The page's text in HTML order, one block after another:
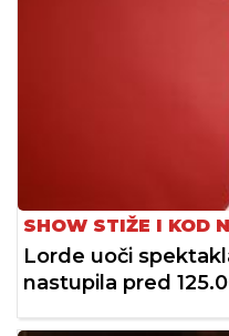
SHOW STIŽE I KOD
Lorde uoči
nastupila pred